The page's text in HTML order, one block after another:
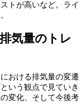
トが高いなど。ライ
気量のトレ
おける排気量の変遷
いう観点で見ていき
変化、そして今後考